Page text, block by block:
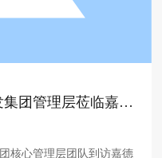
团管理层莅临嘉德
作新机遇
核心管理层团队到访嘉德